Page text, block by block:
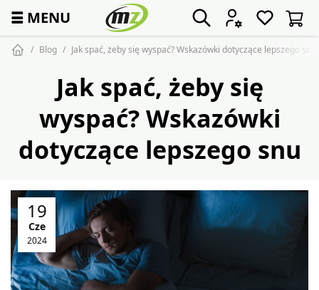
☰ MENU
Blog Jak spać, żeby się wyspać? Wskazówki dotyczące lepszego snu
Jak spać, żeby się
wyspać? Wskazówki
dotyczące lepszego snu
19
Cze
2024